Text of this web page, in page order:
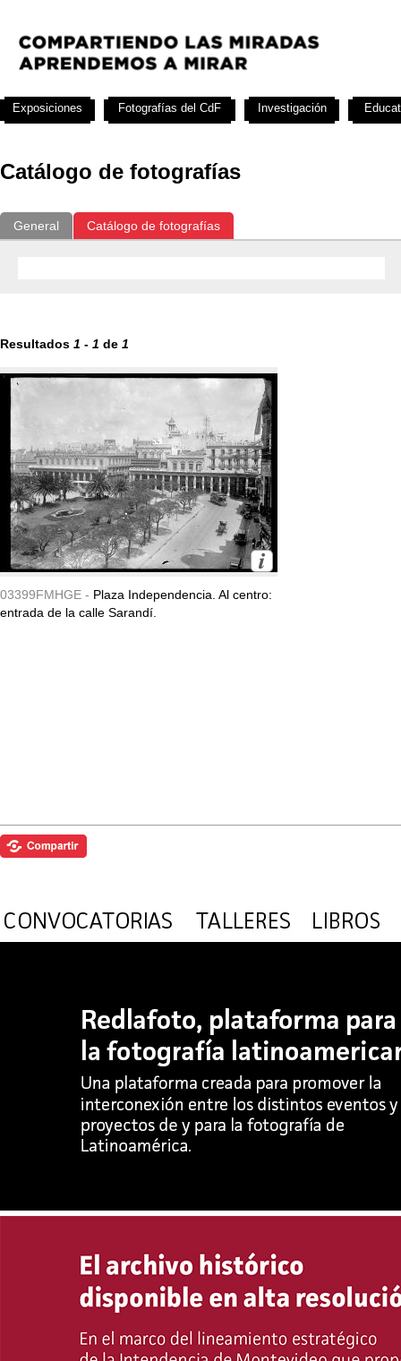
Catálogo de fotografías
General Catálogo de fotografías
Resultados 1 - 1 de 1
03399FMHGE - Plaza Independencia. Al centro:
entrada de la calle Sarandí.
Exposiciones Fotografías del CdF Investigación